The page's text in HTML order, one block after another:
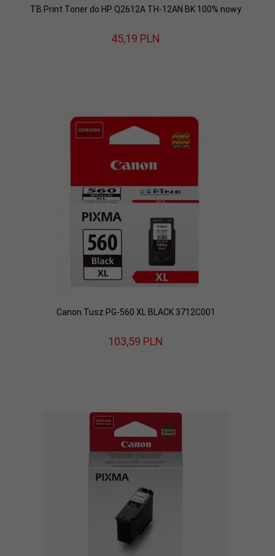
TB Print Toner do HP Q2612A TH-12AN BK 100% nowy
45,19 PLN
Canon Tusz PG-560 XL BLACK 3712C001
103,59 PLN